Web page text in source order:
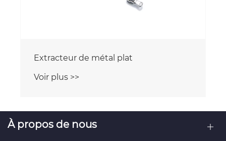
Extracteur de métal plat
Voir plus >>
À propos de nous